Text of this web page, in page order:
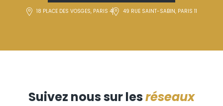
18 PLACE DES VOSGES, PARIS 4 49 RUE SAINT-SABIN, PARIS 11
Suivez nous sur lesréseaux